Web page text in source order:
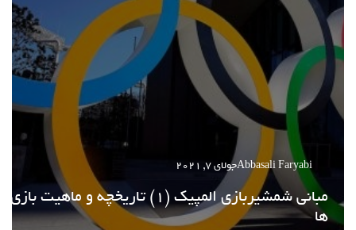
Abbasali Faryabiجولای 7, 2021
مبانی شمشیربازی المپیک (1) تاریخچه و ماهیت بازی
ها